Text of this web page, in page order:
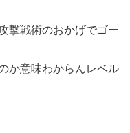
撃戦術のおかげでゴー
か意味わからんレベル